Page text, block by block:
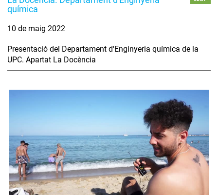
química
10 de maig 2022
Presentació del Departament d'Enginyeria química de la
UPC. Apartat La Docència